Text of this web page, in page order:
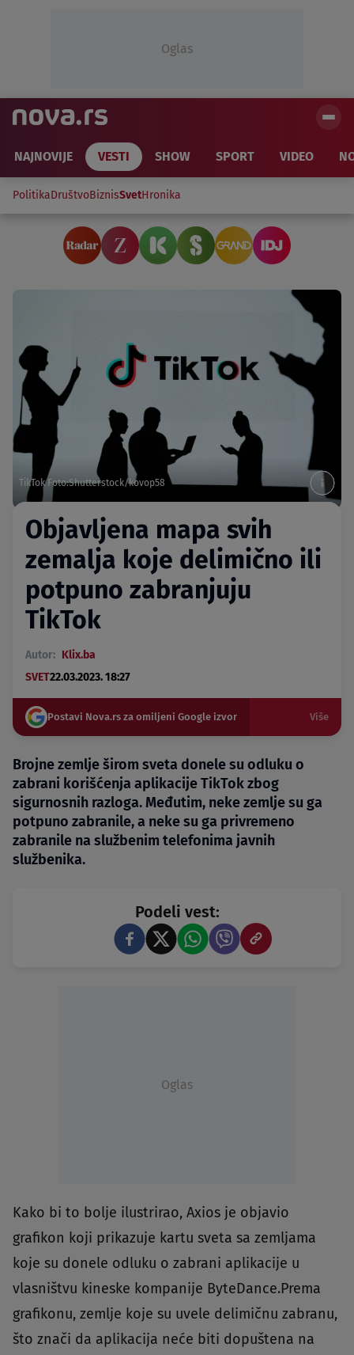
Oglas
NAJNOVIJE VESTI SHOW SPORT VIDEO
PolitikaDruštvoBiznisSvetHronika
TikTok Foto:Shutterstock/kovop58
Objavljena mapa svih
zemalja koje delimično ili
potpuno zabranjuju
TikTok
Autor: Klix.ba
SVET22.03.2023. 18:27
Postavi Nova.rs za omiljeni Google izvor Više
Brojne zemlje širom sveta donele su odluku o
zabrani korišćenja aplikacije TikTok zbog
sigurnosnih razloga. Međutim, neke zemlje su ga
potpuno zabranile, a neke su ga privremeno
zabranile na službenim telefonima javnih
službenika.
Podeli vest:
Oglas
Kako bi to bolje ilustrirao, Axios je objavio
grafikon koji prikazuje kartu sveta sa zemljama
koje su donele odluku o zabrani aplikacije u
vlasništvu kineske kompanije ByteDance.Prema
grafikonu, zemlje koje su uvele delimičnu zabranu,
što znači da aplikacija neće biti dopuštena na